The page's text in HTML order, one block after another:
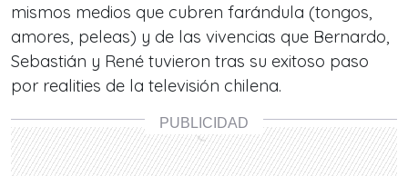
mismos medios que cubren farándula (tongos,
amores, peleas) y de las vivencias que Bernardo,
Sebastián y René tuvieron tras su exitoso paso
por realities de la televisión chilena.